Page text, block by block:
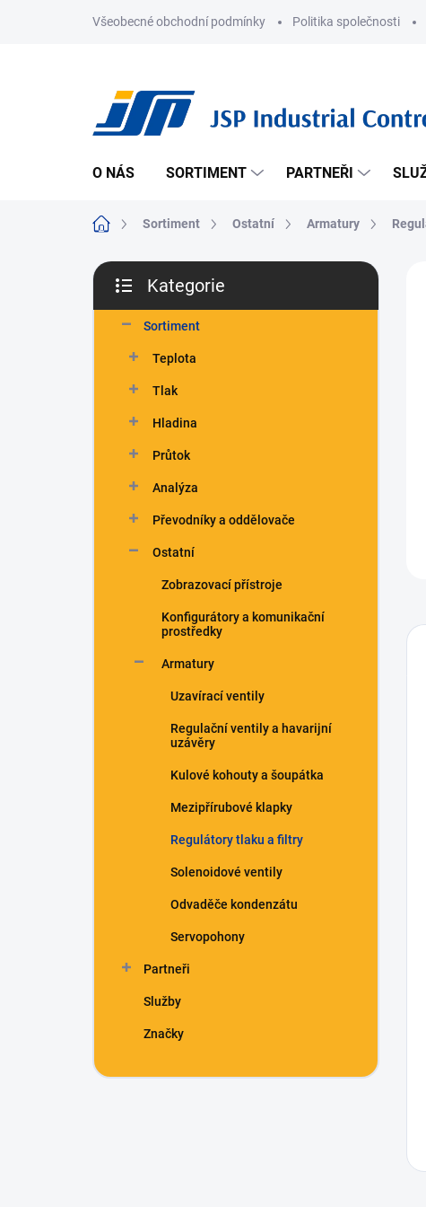
Všeobecné obchodní podmínky Politika společnosti
O NÁS SORTIMENT PARTNEŘI
Domů Sortiment Ostatní Armatury
P
s
kategorie
Kategorie
Sortiment
Teplota
Tlak
Hladina
Průtok
Analýza
Převodníky a oddělovače
Ostatní
Zobrazovací přístroje
Konfigurátory a komunikační
prostředky
Armatury
Uzavírací ventily
Regulační ventily a havarijní
uzávěry
Kulové kohouty a šoupátka
Mezipřírubové klapky
Regulátory tlaku a filtry
Solenoidové ventily
Odvaděče kondenzátu
Servopohony
Partneři
Služby
Značky